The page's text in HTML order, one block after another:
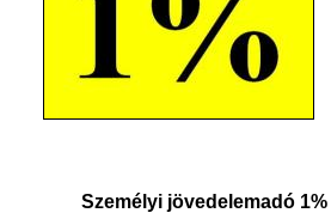
Személyi jövedelemadó 1%